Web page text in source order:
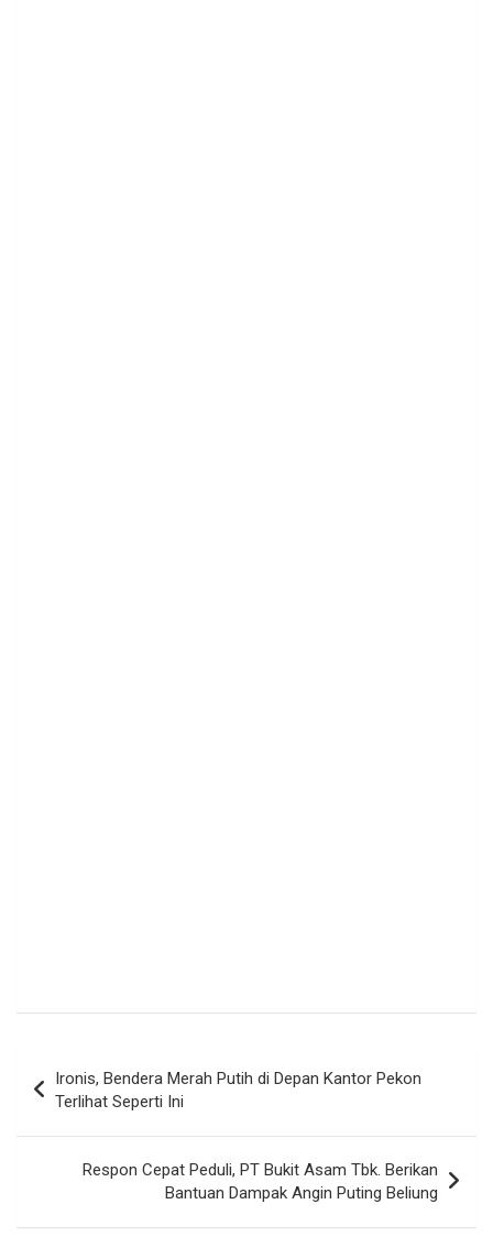
pos
Ironis, Bendera Merah Putih di Depan Kantor Pekon
Terlihat Seperti Ini
Respon Cepat Peduli, PT Bukit Asam Tbk. Berikan
Bantuan Dampak Angin Puting Beliung